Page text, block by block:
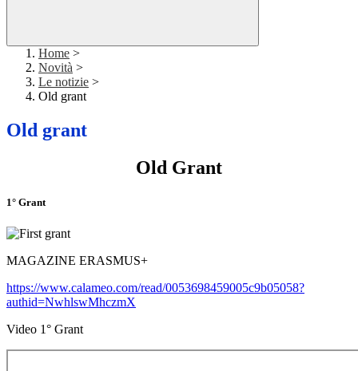
Home >
Novità >
Le notizie >
Old grant
Old grant
Old Grant
1° Grant
MAGAZINE ERASMUS+
https://www.calameo.com/read/0053698459005c9b05058?
authid=NwhlswMhczmX
Video 1° Grant